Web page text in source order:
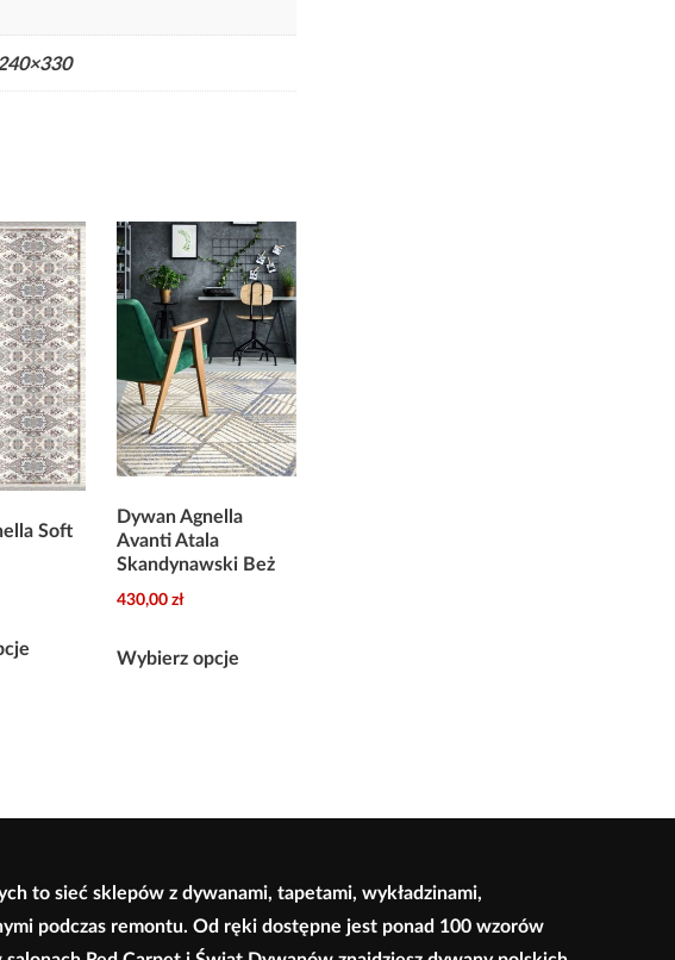
Soft
na
stronie
Dywan Agnella
Avanti Atala
Skandynawski Beż
430,00zł
Wybierz opcje
na
stronie
to sieć sklepów z dywanami, tapetami, wykładzinami,
podczas remontu. Od ręki dostępne jest ponad 100 wzorów